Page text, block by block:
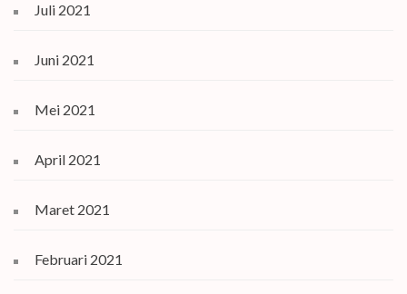
Juli 2021
Juni 2021
Mei 2021
April 2021
Maret 2021
Februari 2021